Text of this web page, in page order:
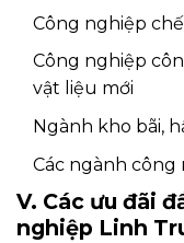
Công nghiệp
Công nghiệp
vật liệu mới
Ngành kho bãi,
Các ngành
V. Các ưu đãi
nghiệp Linh